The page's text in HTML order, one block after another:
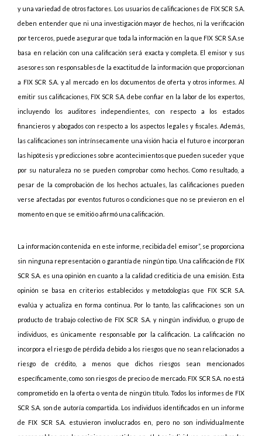
y una variedad de otros factores. Los usuarios de calificaciones de FIX SCR S.A.
deben entender que ni una investigación mayor de hechos, ni la verificación
por terceros, puede asegurar que toda la información en la que FIX SCR S.A.se
basa en relación con una calificación será exacta y completa. El emisor y sus
asesores son responsables de la exactitud de la información que proporcionan
a FIX SCR S.A. y al mercado en los documentos de oferta y otros informes. Al
emitir sus calificaciones, FIX SCR S.A. debe confiar en la labor de los expertos,
incluyendo los auditores independientes, con respecto a los estados
financieros y abogados con respecto a los aspectos legales y fiscales. Además,
las calificaciones son intrínsecamente una visión hacia el futuro e incorporan
las hipótesis y predicciones sobre acontecimientos que pueden suceder y que
por su naturaleza no se pueden comprobar como hechos. Como resultado, a
pesar de la comprobación de los hechos actuales, las calificaciones pueden
verse afectadas por eventos futuros o condiciones que no se previeron en el
momento en que se emitió o afirmó una calificación.
La información contenida en este informe, recibida del emisor”, se proporciona
sin ninguna representación o garantía de ningún tipo. Una calificación de FIX
SCR S.A. es una opinión en cuanto a la calidad crediticia de una emisión. Esta
opinión se basa en criterios establecidos y metodologías que FIX SCR S.A.
evalúa y actualiza en forma continua. Por lo tanto, las calificaciones son un
producto de trabajo colectivo de FIX SCR S.A. y ningún individuo, o grupo de
individuos, es únicamente responsable por la calificación. La calificación no
incorpora el riesgo de pérdida debido a los riesgos que no sean relacionados a
riesgo de crédito, a menos que dichos riesgos sean mencionados
específicamente, como son riesgos de precio o de mercado. FIX SCR S.A. no está
comprometido en la oferta o venta de ningún título. Todos los informes de FIX
SCR S.A. son de autoría compartida. Los individuos identificados en un informe
de FIX SCR S.A. estuvieron involucrados en, pero no son individualmente